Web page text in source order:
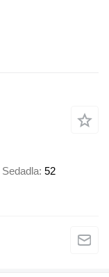
Sedadla 52